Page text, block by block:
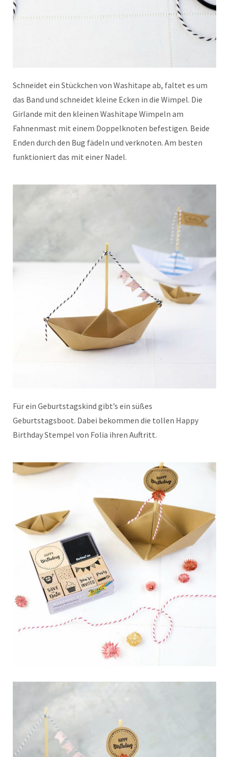
Schneidet ein Stückchen von Washitape ab, faltet es um
das Band und schneidet kleine Ecken in die Wimpel. Die
Girlande mit den kleinen Washitape Wimpeln am
Fahnenmast mit einem Doppelknoten befestigen. Beide
Enden durch den Bug fädeln und verknoten. Am besten
funktioniert das mit einer Nadel.
Für ein Geburtstagskind gibt’s ein süßes
Geburtstagsboot. Dabei bekommen die tollen Happy
Birthday Stempel von Folia ihren Auftritt.